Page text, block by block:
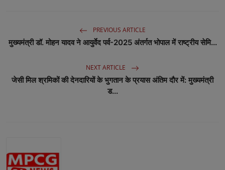
PREVIOUS ARTICLE
मुख्यमंत्री डॉ. मोहन यादव ने आयुर्वेद पर्व-2025 अंतर्गत भोपाल में राष्ट्रीय सेमि...
NEXT ARTICLE
जेसी मिल श्रमिकों की देनदारियों के भुगतान के प्रयास अंतिम दौर में: मुख्यमंत्री
ड...